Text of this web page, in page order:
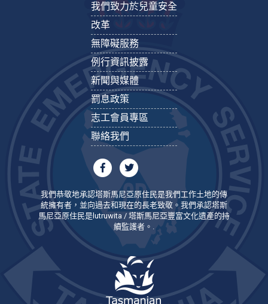
我們致力於兒童安全
改革
無障礙服務
例行資訊披露
新聞與媒體
罰息政策
志工會員專區
聯絡我們
我們恭敬地承認塔斯馬尼亞原住民是我們工作土地的傳
統擁有者，並向過去和現在的長老致敬。我們承認塔斯
馬尼亞原住民是lutruwita / 塔斯馬尼亞豐富文化遺產的持
續監護者。.